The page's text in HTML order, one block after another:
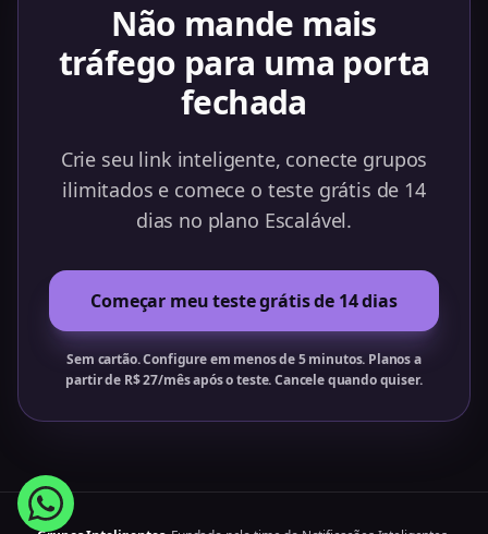
Não mande mais
tráfego para uma porta
fechada
Crie seu link inteligente, conecte grupos
ilimitados e comece o teste grátis de 14
dias no plano Escalável.
Começar meu teste grátis de 14 dias
Sem cartão. Configure em menos de 5 minutos. Planos a
partir de R$ 27/mês após o teste. Cancele quando quiser.